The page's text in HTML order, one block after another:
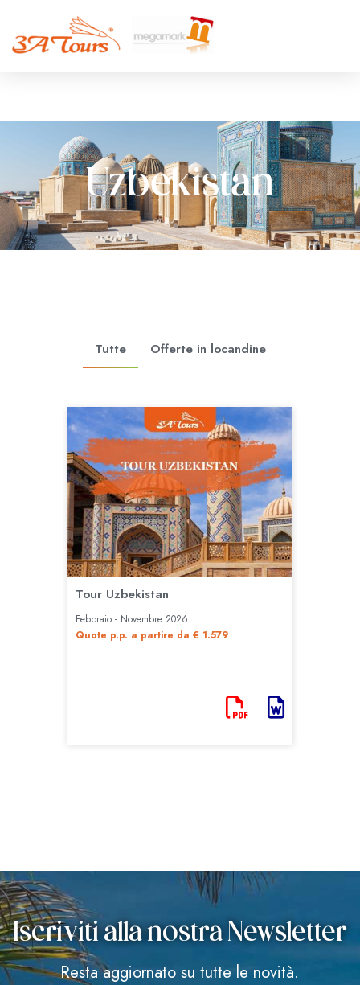
Uzbekistan
Iscriviti alla nostra Newsletter
Resta aggiornato su tutte le novità.